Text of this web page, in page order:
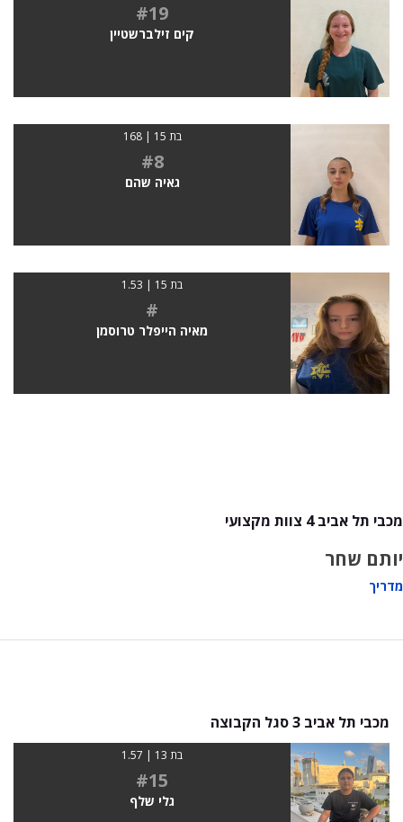
#19
קים זילברשטיין
בת 15 | 168
#8
גאיה שהם
בת 15 | 1.53
#
מאיה הייפלר טרוסמן
מכבי תל אביב 4 צוות מקצועי
יותם שחר
מדריך
מכבי תל אביב 3 סגל הקבוצה
בת 13 | 1.57
#15
גלי שלף